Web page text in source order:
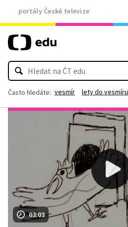
portály České televize
Často hledáte: vesmír lety do vesmíru
03:03